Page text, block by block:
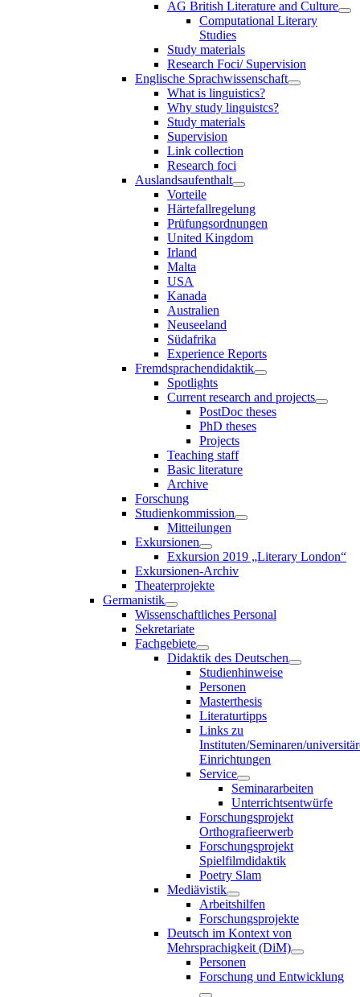
AG British Literature and Culture
Computational Literary
Studies
Study materials
Research Foci/ Supervision
Englische Sprachwissenschaft
What is linguistics?
Why study linguistcs?
Study materials
Supervision
Link collection
Research foci
Auslandsaufenthalt
Vorteile
Härtefallregelung
Prüfungsordnungen
United Kingdom
Irland
Malta
USA
Kanada
Australien
Neuseeland
Südafrika
Experience Reports
Fremdsprachendidaktik
Spotlights
Current research and projects
PostDoc theses
PhD theses
Projects
Teaching staff
Basic literature
Archive
Forschung
Studienkommission
Mitteilungen
Exkursionen
Exkursion 2019 „Literary London“
Exkursionen-Archiv
Theaterprojekte
Germanistik
Wissenschaftliches Personal
Sekretariate
Fachgebiete
Didaktik des Deutschen
Studienhinweise
Personen
Masterthesis
Literaturtipps
Links zu
Instituten/Seminaren/
Einrichtungen
Service
Seminararbeiten
Unterrichtsentwürfe
Forschungsprojekt
Orthografieerwerb
Forschungsprojekt
Spielfilmdidaktik
Poetry Slam
Mediävistik
Arbeitshilfen
Forschungsprojekte
Deutsch im Kontext von
Mehrsprachigkeit (DiM)
Personen
Forschung und Entwicklung